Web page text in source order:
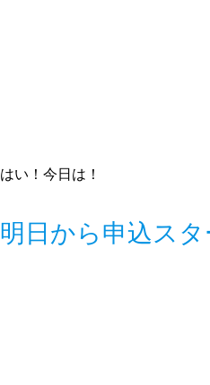
はい！今日は！
明日から申込スタ